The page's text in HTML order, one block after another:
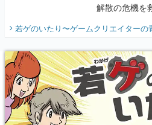
解散の危機を
『少年ジャン
り】
若ゲのいたり〜ゲームクリエイターの